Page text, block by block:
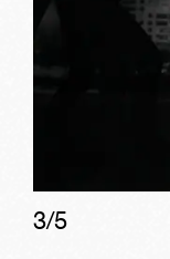
3/5